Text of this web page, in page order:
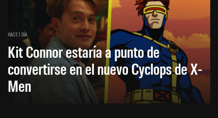
HACE 1 DÍA
Kit Connor estaría a punto de
convertirse en el nuevo Cyclops de X-
Men